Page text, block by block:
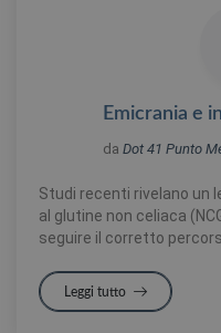
Emicrania e
da Dot 41 Punto
Studi recenti rivelano un
al glutine non celiaca
seguire il corretto
Leggi tutto